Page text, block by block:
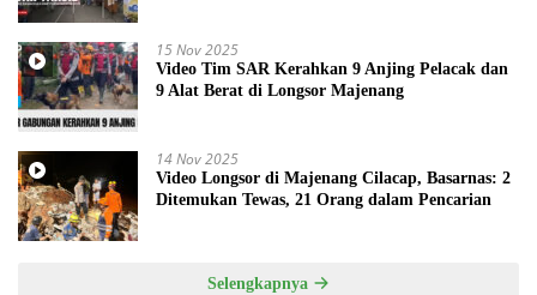
15 Nov 2025
Video Tim SAR Kerahkan 9 Anjing Pelacak dan
9 Alat Berat di Longsor Majenang
14 Nov 2025
Video Longsor di Majenang Cilacap, Basarnas: 2
Ditemukan Tewas, 21 Orang dalam Pencarian
Selengkapnya